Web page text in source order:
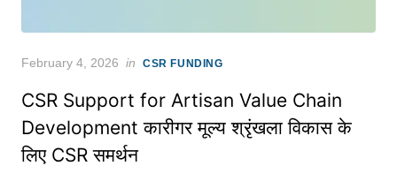
Posted
February 4, 2026 in CSR FUNDING
CSR Support for Artisan Value Chain
Development कारीगर मूल्य श्रृंखला विकास के
लिए CSR समर्थन